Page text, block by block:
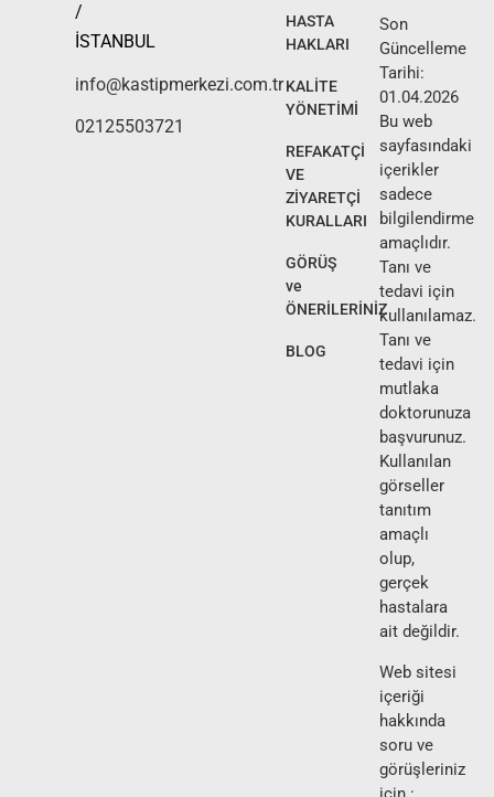
/
İSTANBUL
info@kastipmerkezi.com.tr
02125503721
HASTA
HAKLARI
KALİTE
YÖNETİMİ
REFAKATÇİ
VE
ZİYARETÇİ
KURALLARI
GÖRÜŞ
ve
ÖNERİLERİNİZ
BLOG
Son
Güncelleme
Tarihi:
01.04.2026
Bu web
sayfasındaki
içerikler
sadece
bilgilendirme
amaçlıdır.
Tanı ve
tedavi için
kullanılamaz.
Tanı ve
tedavi için
mutlaka
doktorunuza
başvurunuz.
Kullanılan
görseller
tanıtım
amaçlı
olup,
gerçek
hastalara
ait değildir.
Web sitesi
içeriği
hakkında
soru ve
görüşleriniz